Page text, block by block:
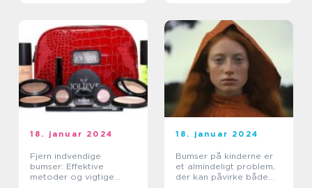
deres skønhed og
kosm...
18. januar 2024
Fjern indvendige
bumser: Effektive
metoder og vigtige
18. januar 2024
Bumser på kinderne er
et almindeligt problem,
der kan påvirke både